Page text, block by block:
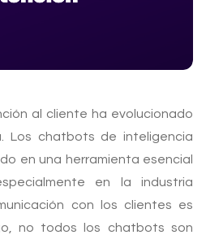
al cliente ha evolucionado
Los chatbots de inteligencia
en una herramienta esencial
en la industria
con los clientes es
no todos los chatbots son